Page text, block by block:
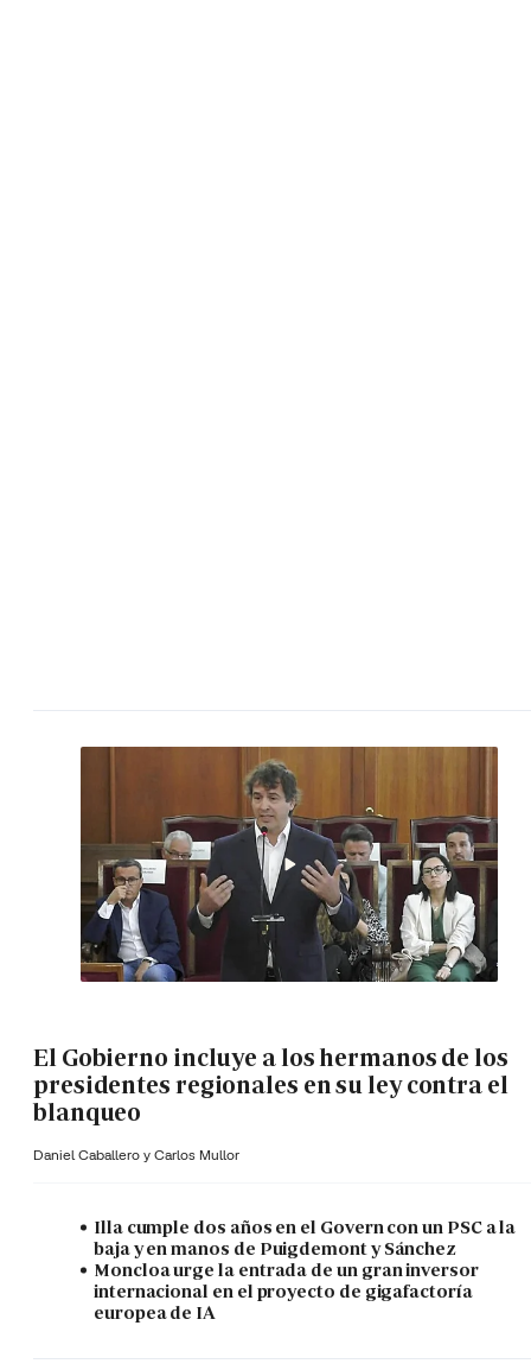
El Gobierno incluye a los hermanos de los
presidentes regionales en su ley contra el
blanqueo
Daniel Caballero y Carlos Mullor
Illa cumple dos años en el Govern con un PSC a la
baja y en manos de Puigdemont y Sánchez
Moncloa urge la entrada de un gran inversor
internacional en el proyecto de gigafactoría
europea de IA